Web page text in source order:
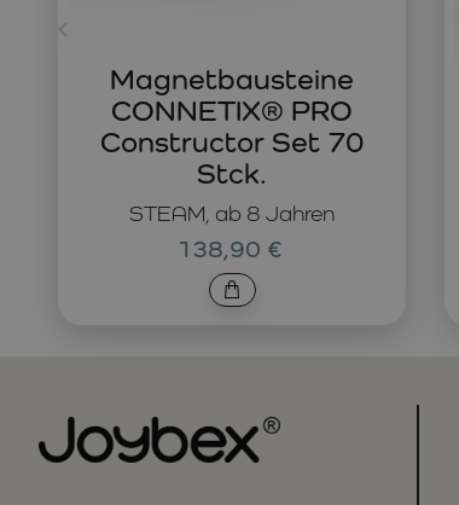
STEAM, ab 8 Jahren
Magnetbausteine
CONNETIX® PRO
Constructor Set 70
Stck.
138,90 €